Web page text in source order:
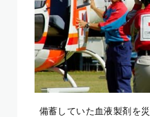
備蓄していた血液製剤を